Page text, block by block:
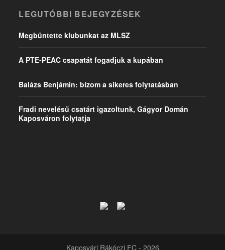
LEGUTÓBBI BEJEGYZÉSEK
Megbüntette klubunkat az MLSZ
A PTE-PEAC csapatát fogadjuk a kupában
Balázs Benjámin: bízom a sikeres folytatásban
Fradi nevelésű csatárt igazoltunk, Gágyor Domán
Kaposváron folytatja
Kaposvári Rákóczi FC - 2026